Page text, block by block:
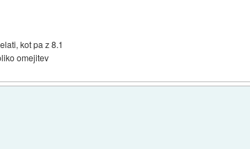
kot pa z 8.1
omejitev